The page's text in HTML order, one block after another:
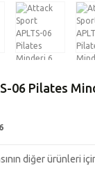
06 Pilates
diğer ürünleri